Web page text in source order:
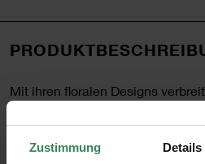
Zustimmung Details
Mit ihren floralen Designs
Muster und Motive in sanften